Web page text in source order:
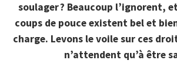
soulager ? Beaucoup l’ignorent,
coups de pouce existent bel et
charge. Levons le voile sur ces
n’attendent qu’à être